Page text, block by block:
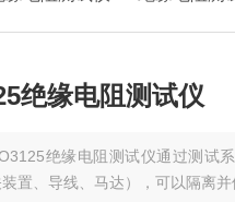
绝缘电阻测试仪
绝缘电阻测试仪通过测试
置、导线、马达），可以隔离并